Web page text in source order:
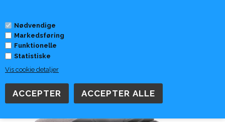
Nødvendige
Markedsføring
Funktionelle
Statistiske
Vis cookie detaljer
Forside»Skomærker
Rohde slippers - 1940